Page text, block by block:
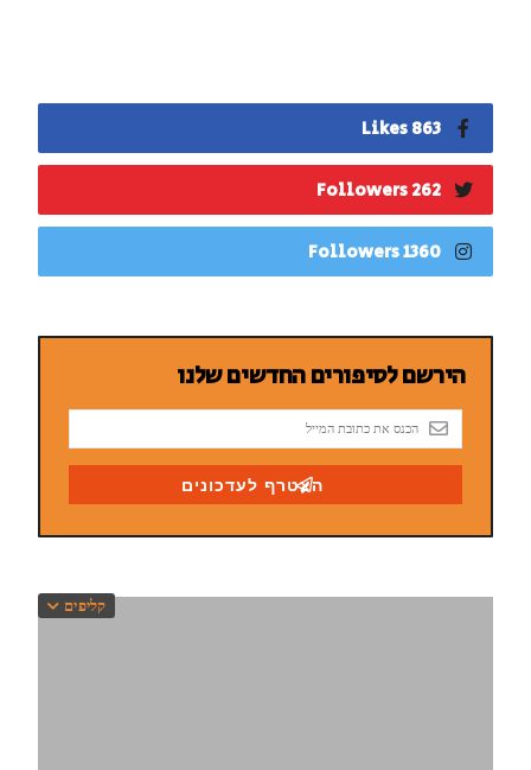
863 Likes
262 Followers
1360 Followers
קליפים